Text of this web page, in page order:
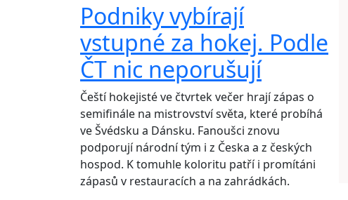
Podniky vybírají
vstupné za hokej. Podle
ČT nic neporušují
Čeští hokejisté ve čtvrtek večer hrají zápas o
semifinále na mistrovství světa, které probíhá
ve Švédsku a Dánsku. Fanoušci znovu
podporují národní tým i z Česka a z českých
hospod. K tomuhle koloritu patří i promítáni
zápasů v restauracích a na zahrádkách.